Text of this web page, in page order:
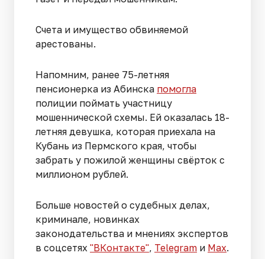
Счета и имущество обвиняемой
арестованы.
Напомним, ранее 75-летняя
пенсионерка из Абинска помогла
полиции поймать участницу
мошеннической схемы. Ей оказалась 18-
летняя девушка, которая приехала на
Кубань из Пермского края, чтобы
забрать у пожилой женщины свёрток с
миллионом рублей.
Больше новостей о судебных делах,
криминале, новинках
законодательства и мнениях экспертов
в соцсетях "ВКонтакте", Telegram и Max.